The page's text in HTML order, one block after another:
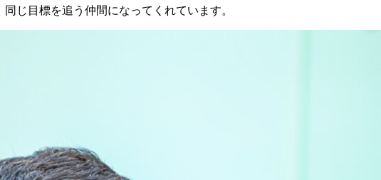
同じ目標を追う仲間になってくれています。